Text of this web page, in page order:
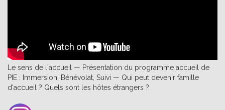
Le sens de l'accueil — Présentation du programme accueil de
PIE : Immersion, Bénévolat, Suivi — Qui peut devenir famille
d'accueil ? Quels sont les hôtes étrangers ?